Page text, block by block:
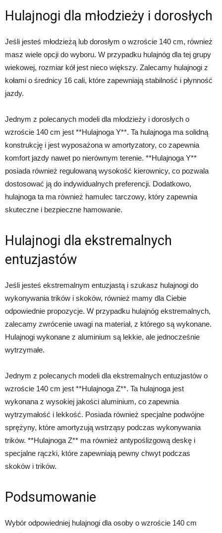
Hulajnogi dla młodzieży i dorosłych
Jeśli jesteś młodzieżą lub dorosłym o wzroście 140 cm, również
masz wiele opcji do wyboru. W przypadku hulajnóg dla tej grupy
wiekowej, rozmiar kół jest nieco większy. Zalecamy hulajnogi z
kołami o średnicy 16 cali, które zapewniają stabilność i płynność
jazdy.
Jednym z polecanych modeli dla młodzieży i dorosłych o
wzroście 140 cm jest **Hulajnoga Y**. Ta hulajnoga ma solidną
konstrukcję i jest wyposażona w amortyzatory, co zapewnia
komfort jazdy nawet po nierównym terenie. **Hulajnoga Y**
posiada również regulowaną wysokość kierownicy, co pozwala
dostosować ją do indywidualnych preferencji. Dodatkowo,
hulajnoga ta ma również hamulec tarczowy, który zapewnia
skuteczne i bezpieczne hamowanie.
Hulajnogi dla ekstremalnych
entuzjastów
Jeśli jesteś ekstremalnym entuzjastą i szukasz hulajnogi do
wykonywania trików i skoków, również mamy dla Ciebie
odpowiednie propozycje. W przypadku hulajnóg ekstremalnych,
zalecamy zwrócenie uwagi na materiał, z którego są wykonane.
Hulajnogi wykonane z aluminium są lekkie, ale jednocześnie
wytrzymałe.
Jednym z polecanych modeli dla ekstremalnych entuzjastów o
wzroście 140 cm jest **Hulajnoga Z**. Ta hulajnoga jest
wykonana z wysokiej jakości aluminium, co zapewnia
wytrzymałość i lekkość. Posiada również specjalne podwójne
sprężyny, które amortyzują wstrząsy podczas wykonywania
trików. **Hulajnoga Z** ma również antypoślizgową deskę i
specjalne rączki, które zapewniają pewny chwyt podczas
skoków i trików.
Podsumowanie
Wybór odpowiedniej hulajnogi dla osoby o wzroście 140 cm